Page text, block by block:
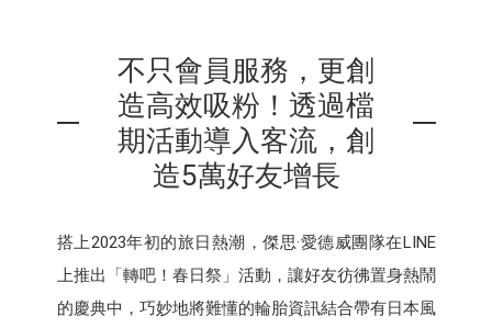
不只會員服務，更創
造高效吸粉！透過檔
期活動導入客流，創
造5萬好友增長
搭上2023年初的旅日熱潮，傑思·愛德威團隊在LINE
上推出「轉吧！春日祭」活動，讓好友彷彿置身熱鬧
的慶典中，巧妙地將難懂的輪胎資訊結合帶有日本風